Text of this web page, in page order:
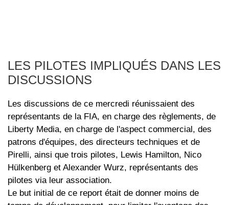
LES PILOTES IMPLIQUÉS DANS LES
DISCUSSIONS
Les discussions de ce mercredi réunissaient des
représentants de la FIA, en charge des règlements, de
Liberty Media, en charge de l'aspect commercial, des
patrons d'équipes, des directeurs techniques et de
Pirelli, ainsi que trois pilotes, Lewis Hamilton, Nico
Hülkenberg et Alexander Wurz, représentants des
pilotes via leur association.
Le but initial de ce report était de donner moins de